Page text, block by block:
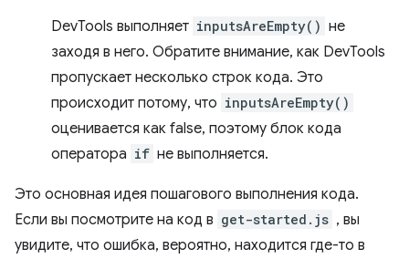
DevTools выполняет inputsAreEmpty() не
заходя в него. Обратите внимание, как DevTools
пропускает несколько строк кода. Это
происходит потому, что inputsAreEmpty()
оценивается как false, поэтому блок кода
оператора if не выполняется.
Это основная идея пошагового выполнения кода.
Если вы посмотрите на код в get-started.js , вы
увидите, что ошибка, вероятно, находится где-то в